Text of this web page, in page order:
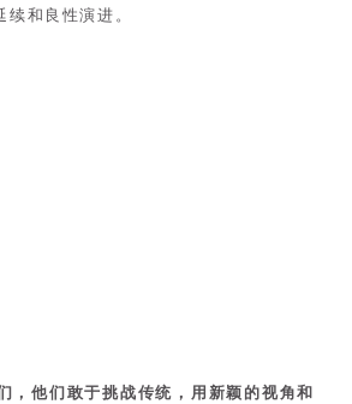
和良性演进。
，他们敢于挑战传统，用新颖的视角和